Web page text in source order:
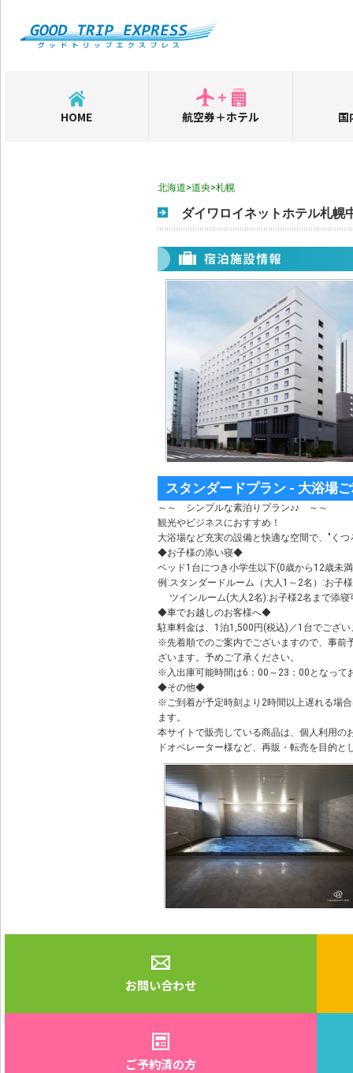
HOME 航空券＋ホテル 国
北海道>道央>札幌
ダイワロイネットホテル札幌
スタンダードプラン - 大浴場
～～ シンプルな素泊りプラン♪♪ ～～
観光やビジネスにおすすめ！
大浴場など充実の設備と快適な空間で、"く
◆お子様の添い寝◆
ベッド1台につき小学生以下(0歳から12歳未
例:スタンダードルーム（大人1～2名）:お
ツインルーム(大人2名):お子様2名まで添寝
◆車でお越しのお客様へ◆
駐車料金は、1泊1,500円(税込)／1台でござ
※先着順でのご案内でございますので、事前
ざいます。予めご了承ください。
※入出庫可能時間は6：00～23：00となって
◆その他◆
※ご到着が予定時刻より2時間以上遅れる場
ます。
本サイトで販売している商品は、個人利用の
ドオペレーター様など、再販・転売を目的と
お問い合わせ
ご予約済の方